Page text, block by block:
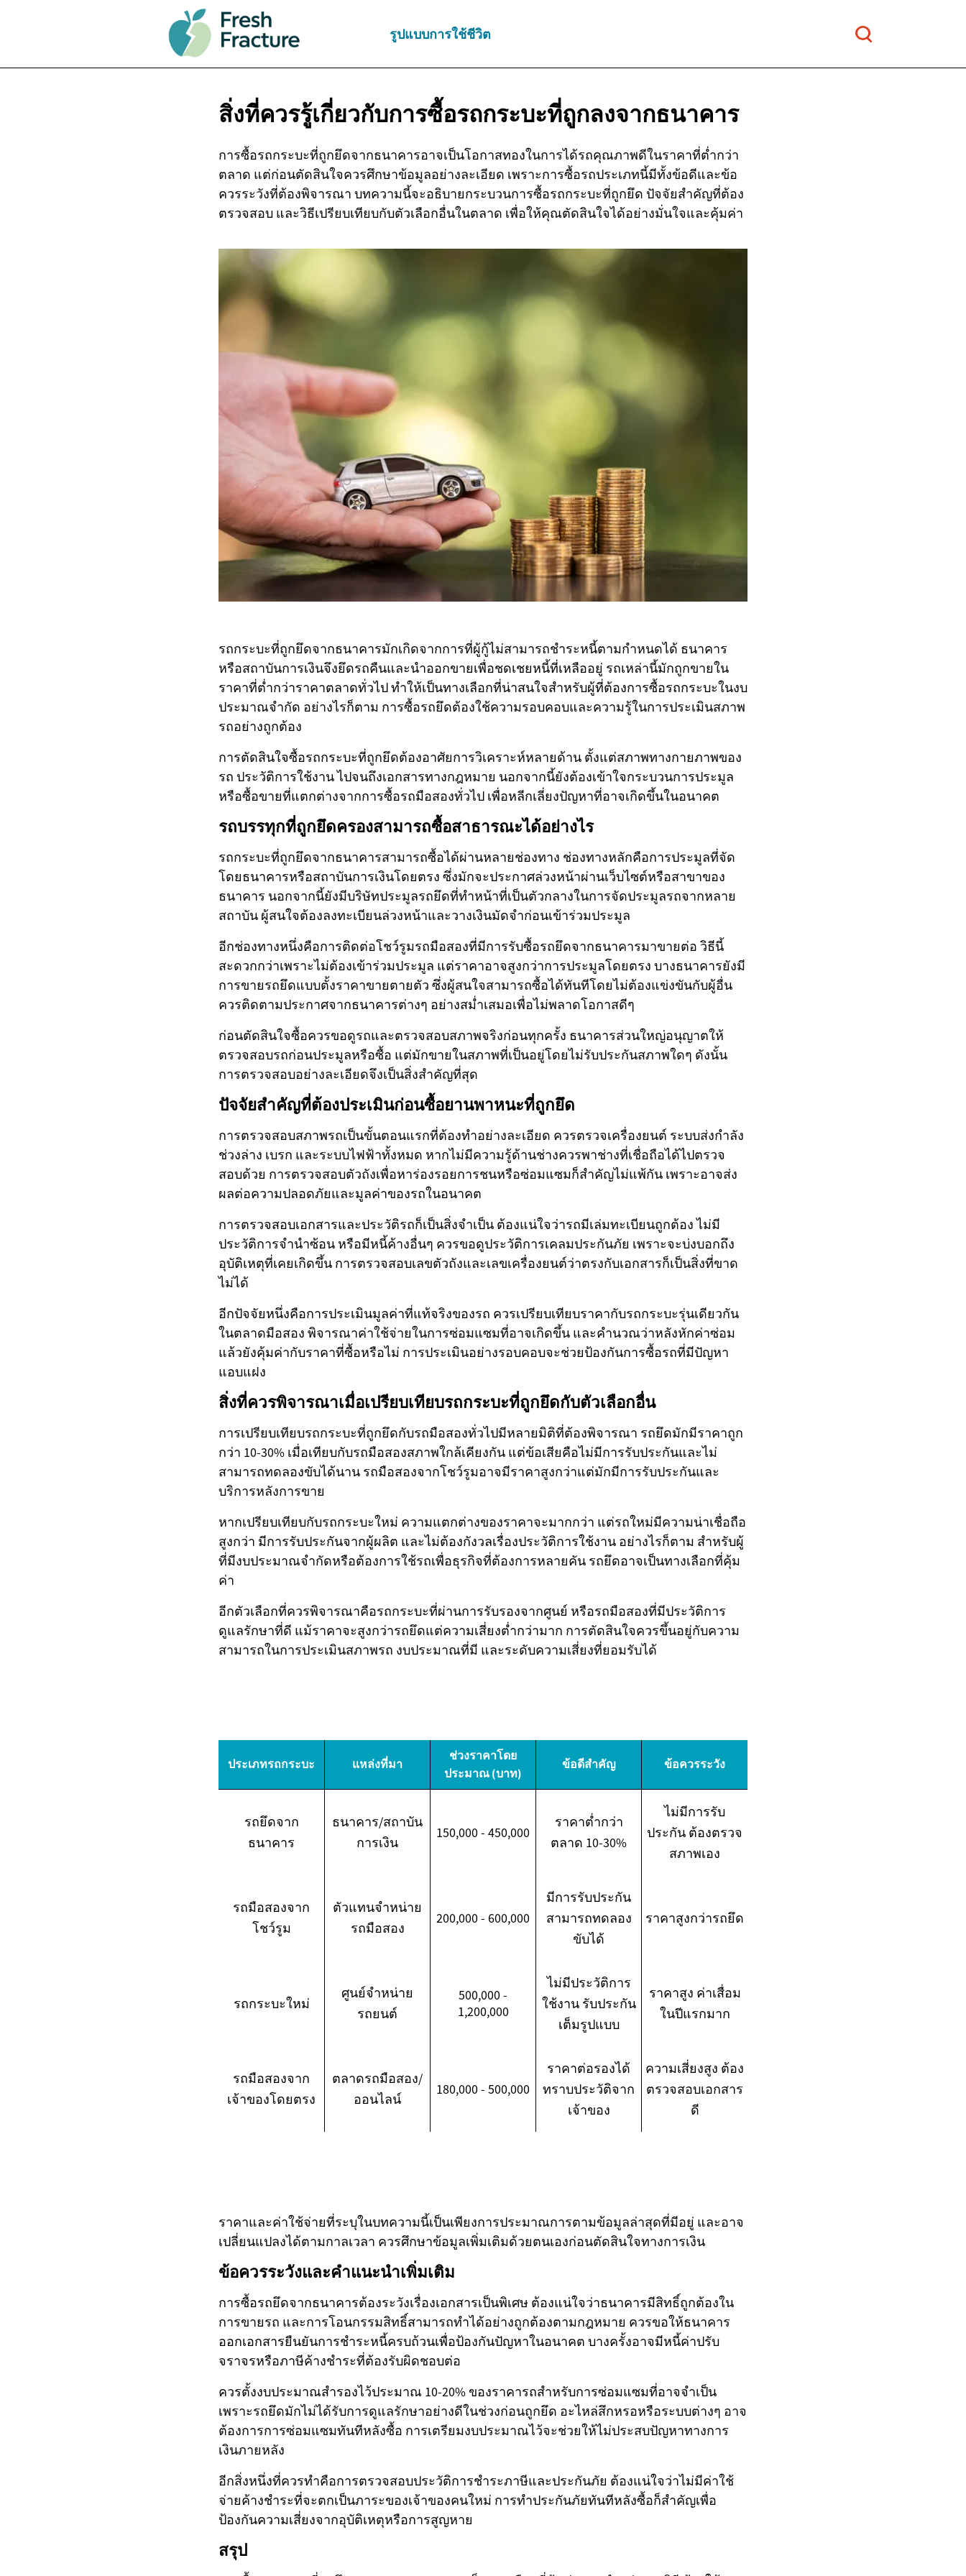
รูปแบบการใช้ชีวิต
สิ่งที่ควรรู้เกี่ยวกับการซื้อรถกระบะที่ถูกลงจากธนาคาร
การซื้อรถกระบะที่ถูกยึดจากธนาคารอาจเป็นโอกาสทองในการได้รถคุณภาพดีในราคาที่ต่ำกว่า
ตลาด แต่ก่อนตัดสินใจควรศึกษาข้อมูลอย่างละเอียด เพราะการซื้อรถประเภทนี้มีทั้งข้อดีและข้อ
ควรระวังที่ต้องพิจารณา บทความนี้จะอธิบายกระบวนการซื้อรถกระบะที่ถูกยึด ปัจจัยสำคัญที่ต้อง
ตรวจสอบ และวิธีเปรียบเทียบกับตัวเลือกอื่นในตลาด เพื่อให้คุณตัดสินใจได้อย่างมั่นใจและคุ้มค่า
รถกระบะที่ถูกยึดจากธนาคารมักเกิดจากการที่ผู้กู้ไม่สามารถชำระหนี้ตามกำหนดได้ ธนาคาร
หรือสถาบันการเงินจึงยึดรถคืนและนำออกขายเพื่อชดเชยหนี้ที่เหลืออยู่ รถเหล่านี้มักถูกขายใน
ราคาที่ต่ำกว่าราคาตลาดทั่วไป ทำให้เป็นทางเลือกที่น่าสนใจสำหรับผู้ที่ต้องการซื้อรถกระบะในงบ
ประมาณจำกัด อย่างไรก็ตาม การซื้อรถยึดต้องใช้ความรอบคอบและความรู้ในการประเมินสภาพ
รถอย่างถูกต้อง
การตัดสินใจซื้อรถกระบะที่ถูกยึดต้องอาศัยการวิเคราะห์หลายด้าน ตั้งแต่สภาพทางกายภาพของ
รถ ประวัติการใช้งาน ไปจนถึงเอกสารทางกฎหมาย นอกจากนี้ยังต้องเข้าใจกระบวนการประมูล
หรือซื้อขายที่แตกต่างจากการซื้อรถมือสองทั่วไป เพื่อหลีกเลี่ยงปัญหาที่อาจเกิดขึ้นในอนาคต
รถบรรทุกที่ถูกยึดครองสามารถซื้อสาธารณะได้อย่างไร
รถกระบะที่ถูกยึดจากธนาคารสามารถซื้อได้ผ่านหลายช่องทาง ช่องทางหลักคือการประมูลที่จัด
โดยธนาคารหรือสถาบันการเงินโดยตรง ซึ่งมักจะประกาศล่วงหน้าผ่านเว็บไซต์หรือสาขาของ
ธนาคาร นอกจากนี้ยังมีบริษัทประมูลรถยึดที่ทำหน้าที่เป็นตัวกลางในการจัดประมูลรถจากหลาย
สถาบัน ผู้สนใจต้องลงทะเบียนล่วงหน้าและวางเงินมัดจำก่อนเข้าร่วมประมูล
อีกช่องทางหนึ่งคือการติดต่อโชว์รูมรถมือสองที่มีการรับซื้อรถยึดจากธนาคารมาขายต่อ วิธีนี้
สะดวกกว่าเพราะไม่ต้องเข้าร่วมประมูล แต่ราคาอาจสูงกว่าการประมูลโดยตรง บางธนาคารยังมี
การขายรถยึดแบบตั้งราคาขายตายตัว ซึ่งผู้สนใจสามารถซื้อได้ทันทีโดยไม่ต้องแข่งขันกับผู้อื่น
ควรติดตามประกาศจากธนาคารต่างๆ อย่างสม่ำเสมอเพื่อไม่พลาดโอกาสดีๆ
ก่อนตัดสินใจซื้อควรขอดูรถและตรวจสอบสภาพจริงก่อนทุกครั้ง ธนาคารส่วนใหญ่อนุญาตให้
ตรวจสอบรถก่อนประมูลหรือซื้อ แต่มักขายในสภาพที่เป็นอยู่โดยไม่รับประกันสภาพใดๆ ดังนั้น
การตรวจสอบอย่างละเอียดจึงเป็นสิ่งสำคัญที่สุด
ปัจจัยสำคัญที่ต้องประเมินก่อนซื้อยานพาหนะที่ถูกยึด
การตรวจสอบสภาพรถเป็นขั้นตอนแรกที่ต้องทำอย่างละเอียด ควรตรวจเครื่องยนต์ ระบบส่งกำลัง
ช่วงล่าง เบรก และระบบไฟฟ้าทั้งหมด หากไม่มีความรู้ด้านช่างควรพาช่างที่เชื่อถือได้ไปตรวจ
สอบด้วย การตรวจสอบตัวถังเพื่อหาร่องรอยการชนหรือซ่อมแซมก็สำคัญไม่แพ้กัน เพราะอาจส่ง
ผลต่อความปลอดภัยและมูลค่าของรถในอนาคต
การตรวจสอบเอกสารและประวัติรถก็เป็นสิ่งจำเป็น ต้องแน่ใจว่ารถมีเล่มทะเบียนถูกต้อง ไม่มี
ประวัติการจำนำซ้อน หรือมีหนี้ค้างอื่นๆ ควรขอดูประวัติการเคลมประกันภัย เพราะจะบ่งบอกถึง
อุบัติเหตุที่เคยเกิดขึ้น การตรวจสอบเลขตัวถังและเลขเครื่องยนต์ว่าตรงกับเอกสารก็เป็นสิ่งที่ขาด
ไม่ได้
อีกปัจจัยหนึ่งคือการประเมินมูลค่าที่แท้จริงของรถ ควรเปรียบเทียบราคากับรถกระบะรุ่นเดียวกัน
ในตลาดมือสอง พิจารณาค่าใช้จ่ายในการซ่อมแซมที่อาจเกิดขึ้น และคำนวณว่าหลังหักค่าซ่อม
แล้วยังคุ้มค่ากับราคาที่ซื้อหรือไม่ การประเมินอย่างรอบคอบจะช่วยป้องกันการซื้อรถที่มีปัญหา
แอบแฝง
สิ่งที่ควรพิจารณาเมื่อเปรียบเทียบรถกระบะที่ถูกยึดกับตัวเลือกอื่น
การเปรียบเทียบรถกระบะที่ถูกยึดกับรถมือสองทั่วไปมีหลายมิติที่ต้องพิจารณา รถยึดมักมีราคาถูก
กว่า 10-30% เมื่อเทียบกับรถมือสองสภาพใกล้เคียงกัน แต่ข้อเสียคือไม่มีการรับประกันและไม่
สามารถทดลองขับได้นาน รถมือสองจากโชว์รูมอาจมีราคาสูงกว่าแต่มักมีการรับประกันและ
บริการหลังการขาย
หากเปรียบเทียบกับรถกระบะใหม่ ความแตกต่างของราคาจะมากกว่า แต่รถใหม่มีความน่าเชื่อถือ
สูงกว่า มีการรับประกันจากผู้ผลิต และไม่ต้องกังวลเรื่องประวัติการใช้งาน อย่างไรก็ตาม สำหรับผู้
ที่มีงบประมาณจำกัดหรือต้องการใช้รถเพื่อธุรกิจที่ต้องการหลายคัน รถยึดอาจเป็นทางเลือกที่คุ้ม
ค่า
อีกตัวเลือกที่ควรพิจารณาคือรถกระบะที่ผ่านการรับรองจากศูนย์ หรือรถมือสองที่มีประวัติการ
ดูแลรักษาที่ดี แม้ราคาจะสูงกว่ารถยึดแต่ความเสี่ยงต่ำกว่ามาก การตัดสินใจควรขึ้นอยู่กับความ
สามารถในการประเมินสภาพรถ งบประมาณที่มี และระดับความเสี่ยงที่ยอมรับได้
ประเภทรถกระบะ แหล่งที่มา
ช่วงราคาโดย
ประมาณ (บาท)
ข้อดีสำคัญ ข้อควรระวัง
รถยึดจาก
ธนาคาร
ธนาคาร/สถาบัน
การเงิน
150,000 - 450,000
ราคาต่ำกว่า
ตลาด 10-30%
ไม่มีการรับ
ประกัน ต้องตรวจ
สภาพเอง
รถมือสองจาก
โชว์รูม
ตัวแทนจำหน่าย
รถมือสอง
200,000 - 600,000
มีการรับประกัน
สามารถทดลอง
ขับได้
ราคาสูงกว่ารถยึด
รถกระบะใหม่
ศูนย์จำหน่าย
รถยนต์
500,000 -
1,200,000
ไม่มีประวัติการ
ใช้งาน รับประกัน
เต็มรูปแบบ
ราคาสูง ค่าเสื่อม
ในปีแรกมาก
รถมือสองจาก
เจ้าของโดยตรง
ตลาดรถมือสอง/
ออนไลน์
180,000 - 500,000
ราคาต่อรองได้
ทราบประวัติจาก
เจ้าของ
ความเสี่ยงสูง ต้อง
ตรวจสอบเอกสาร
ดี
ราคาและค่าใช้จ่ายที่ระบุในบทความนี้เป็นเพียงการประมาณการตามข้อมูลล่าสุดที่มีอยู่ และอาจ
เปลี่ยนแปลงได้ตามกาลเวลา ควรศึกษาข้อมูลเพิ่มเติมด้วยตนเองก่อนตัดสินใจทางการเงิน
ข้อควรระวังและคำแนะนำเพิ่มเติม
การซื้อรถยึดจากธนาคารต้องระวังเรื่องเอกสารเป็นพิเศษ ต้องแน่ใจว่าธนาคารมีสิทธิ์ถูกต้องใน
การขายรถ และการโอนกรรมสิทธิ์สามารถทำได้อย่างถูกต้องตามกฎหมาย ควรขอให้ธนาคาร
ออกเอกสารยืนยันการชำระหนี้ครบถ้วนเพื่อป้องกันปัญหาในอนาคต บางครั้งอาจมีหนี้ค่าปรับ
จราจรหรือภาษีค้างชำระที่ต้องรับผิดชอบต่อ
ควรตั้งงบประมาณสำรองไว้ประมาณ 10-20% ของราคารถสำหรับการซ่อมแซมที่อาจจำเป็น
เพราะรถยึดมักไม่ได้รับการดูแลรักษาอย่างดีในช่วงก่อนถูกยึด อะไหล่สึกหรอหรือระบบต่างๆ อาจ
ต้องการการซ่อมแซมทันทีหลังซื้อ การเตรียมงบประมาณไว้จะช่วยให้ไม่ประสบปัญหาทางการ
เงินภายหลัง
อีกสิ่งหนึ่งที่ควรทำคือการตรวจสอบประวัติการชำระภาษีและประกันภัย ต้องแน่ใจว่าไม่มีค่าใช้
จ่ายค้างชำระที่จะตกเป็นภาระของเจ้าของคนใหม่ การทำประกันภัยทันทีหลังซื้อก็สำคัญเพื่อ
ป้องกันความเสี่ยงจากอุบัติเหตุหรือการสูญหาย
สรุป